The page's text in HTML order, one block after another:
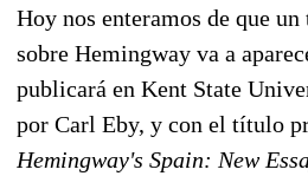
Hoy nos enteramos de que un
sobre Hemingway va a
publicará en Kent State
por Carl Eby, y con el título
Hemingway's Spain: New